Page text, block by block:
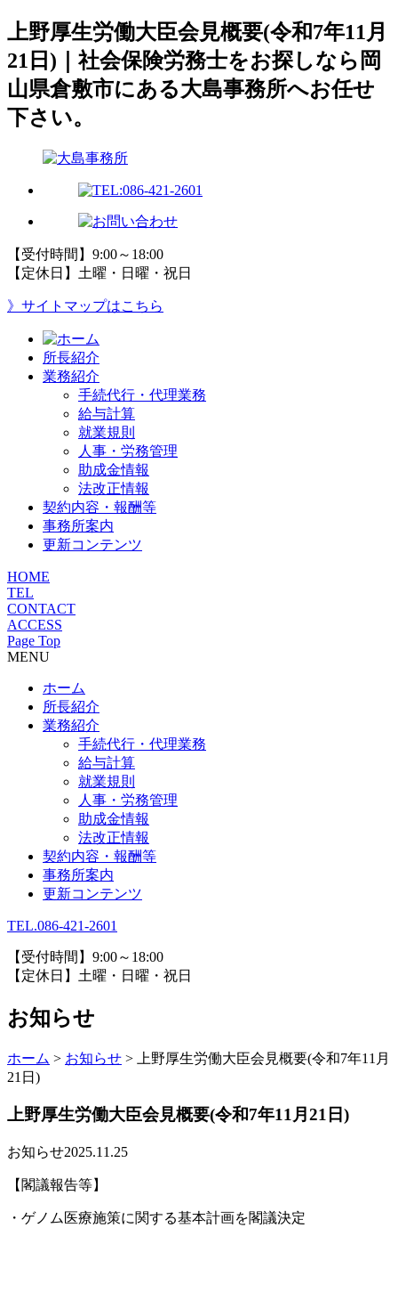
上野厚生労働大臣会見概要(令和7年11月
21日)｜社会保険労務士をお探しなら岡
山県倉敷市にある大島事務所へお任せ
下さい。
【受付時間】9:00～18:00
【定休日】土曜・日曜・祝日
》サイトマップはこちら
所長紹介
業務紹介
手続代行・代理業務
給与計算
就業規則
人事・労務管理
助成金情報
法改正情報
契約内容・報酬等
事務所案内
更新コンテンツ
HOME
TEL
CONTACT
ACCESS
Page Top
MENU
ホーム
所長紹介
業務紹介
手続代行・代理業務
給与計算
就業規則
人事・労務管理
助成金情報
法改正情報
契約内容・報酬等
事務所案内
更新コンテンツ
TEL.086-421-2601
【受付時間】9:00～18:00
【定休日】土曜・日曜・祝日
お知らせ
ホーム > お知らせ >
上野厚生労働大臣会見概要(令和7年11月
21日)
上野厚生労働大臣会見概要(令和7年11月21日)
お知らせ2025.11.25
【閣議報告等】
・ゲノム医療施策に関する基本計画を閣議決定